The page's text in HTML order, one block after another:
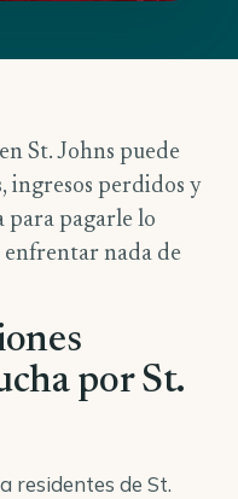
St. Johns puede
ingresos perdidos y
para pagarle lo
enfrentar nada de
por St.
residentes de St.